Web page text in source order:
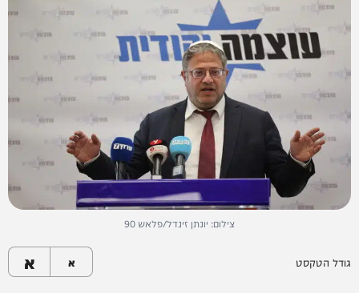
צילום: יונתן זינדל/פלאש 90
גודל הטקסט א א